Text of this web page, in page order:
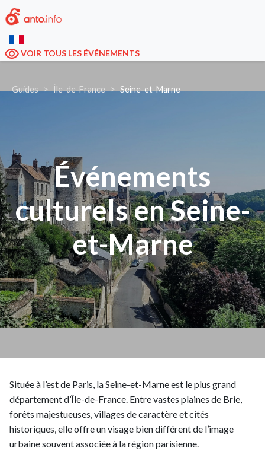
VOIR TOUS LES ÉVÉNEMENTS
Guides Île-de-France Seine-et-Marne
Événements
culturels en Seine-
et-Marne
Située à l’est de Paris, la Seine-et-Marne est le plus grand
département d’Île-de-France. Entre vastes plaines de Brie,
forêts majestueuses, villages de caractère et cités
historiques, elle offre un visage bien différent de l’image
urbaine souvent associée à la région parisienne.